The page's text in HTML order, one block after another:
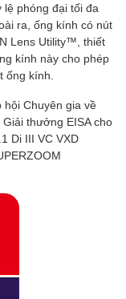
phóng đại tối đa
ra, ống kính có nút
Lens Utility™, thiết
kính này cho phép
ống kính.
hội Chuyên gia về
thưởng EISA cho
Di III VC VXD